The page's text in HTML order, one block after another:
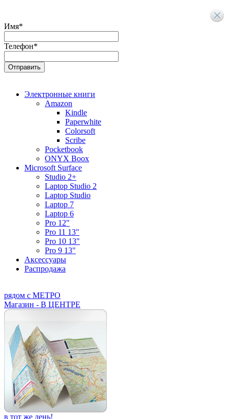
Имя*
Телефон*
Электронные книги
Amazon
Kindle
Paperwhite
Colorsoft
Scribe
Pocketbook
ONYX Boox
Microsoft Surface
Studio 2+
Laptop Studio 2
Laptop Studio
Laptop 7
Laptop 6
Pro 12"
Pro 11 13"
Pro 10 13"
Pro 9 13"
Аксессуары
Распродажа
рядом с МЕТРО
Магазин - В ЦЕНТРЕ
в тот же день!